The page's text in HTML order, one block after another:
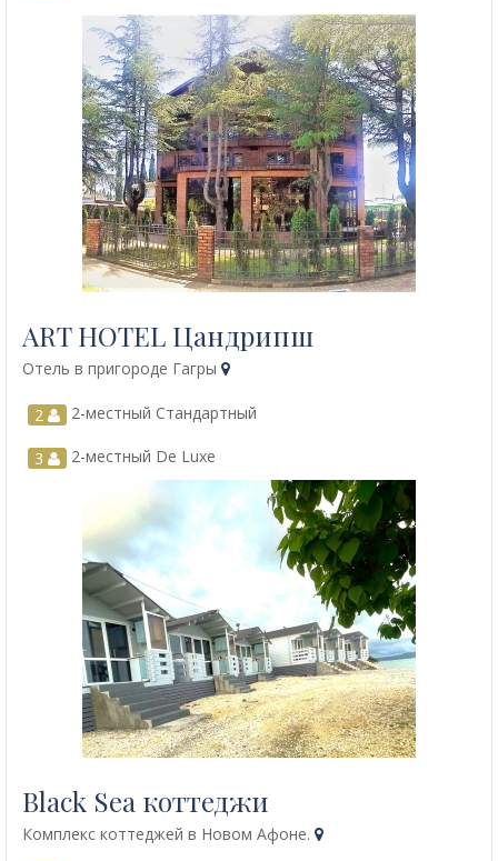
ART HOTEL Цандрипш
Отель в пригороде Гагры
2 2-местный Cтандартный
3 2-местный De Luxe
Black Sea коттеджи
Комплекс коттеджей в Новом Афоне.